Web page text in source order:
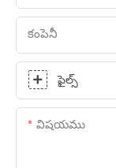
కంపెనీ
ఫైల్స్
విషయము